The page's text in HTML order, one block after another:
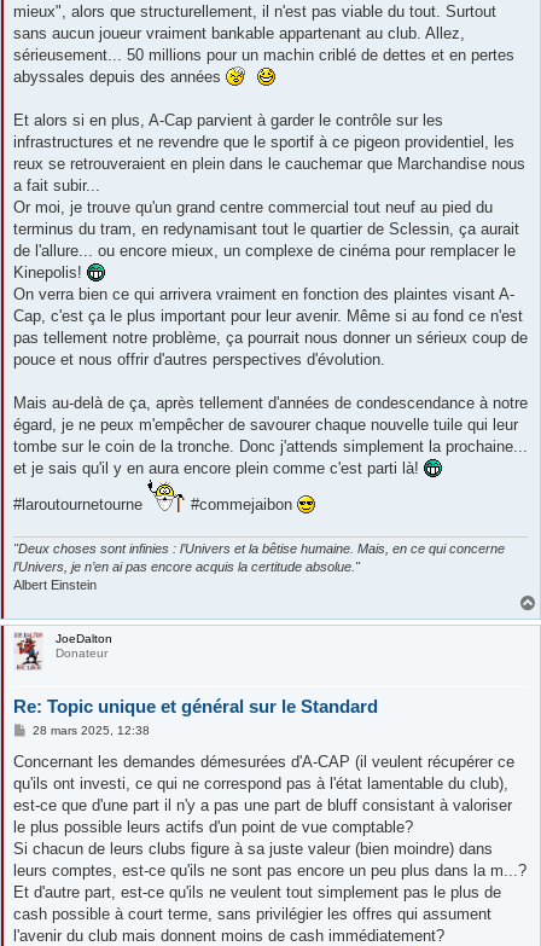
mieux", alors que structurellement, il n'est pas viable du tout. Surtout
sans aucun joueur vraiment bankable appartenant au club. Allez,
sérieusement... 50 millions pour un machin criblé de dettes et en pertes
abyssales depuis des années
Et alors si en plus, A-Cap parvient à garder le contrôle sur les
infrastructures et ne revendre que le sportif à ce pigeon providentiel, les
reux se retrouveraient en plein dans le cauchemar que Marchandise nous
a fait subir...
Or moi, je trouve qu'un grand centre commercial tout neuf au pied du
terminus du tram, en redynamisant tout le quartier de Sclessin, ça aurait
de l'allure... ou encore mieux, un complexe de cinéma pour remplacer le
Kinepolis!
On verra bien ce qui arrivera vraiment en fonction des plaintes visant A-
Cap, c'est ça le plus important pour leur avenir. Même si au fond ce n'est
pas tellement notre problème, ça pourrait nous donner un sérieux coup de
pouce et nous offrir d'autres perspectives d'évolution.
Mais au-delà de ça, après tellement d'années de condescendance à notre
égard, je ne peux m'empêcher de savourer chaque nouvelle tuile qui leur
tombe sur le coin de la tronche. Donc j'attends simplement la prochaine...
et je sais qu'il y en aura encore plein comme c'est parti là!
#laroutournetourne
#commejaibon
"Deux choses sont infinies : l’Univers et la bêtise humaine. Mais, en ce qui concerne
l’Univers, je n’en ai pas encore acquis la certitude absolue."
Albert Einstein
JoeDalton
Donateur
Re: Topic unique et général sur le Standard
M
s
a
g
28 mars 2025, 12:38
Concernant les demandes démesurées d'A-CAP (il veulent récupérer ce
qu'ils ont investi, ce qui ne correspond pas à l'état lamentable du club),
est-ce que d'une part il n'y a pas une part de bluff consistant à valoriser
le plus possible leurs actifs d'un point de vue comptable?
Si chacun de leurs clubs figure à sa juste valeur (bien moindre) dans
leurs comptes, est-ce qu'ils ne sont pas encore un peu plus dans la m...?
Et d'autre part, est-ce qu'ils ne veulent tout simplement pas le plus de
cash possible à court terme, sans privilégier les offres qui assument
l'avenir du club mais donnent moins de cash immédiatement?